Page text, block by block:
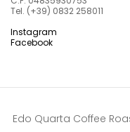
Tel. (+39) 0832 258011
Instagram
Facebook
Edo Quarta Coffee